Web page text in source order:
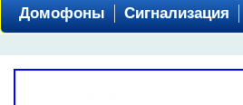
Домофоны
Сигнализация